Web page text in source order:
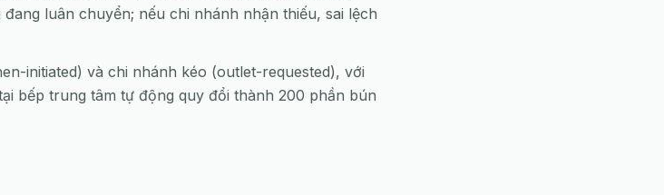
luân chuyển; nếu chi nhánh nhận thiếu, sai lệch
initiated) và chi nhánh kéo (outlet-requested), với
bếp trung tâm tự động quy đổi thành 200 phần bún